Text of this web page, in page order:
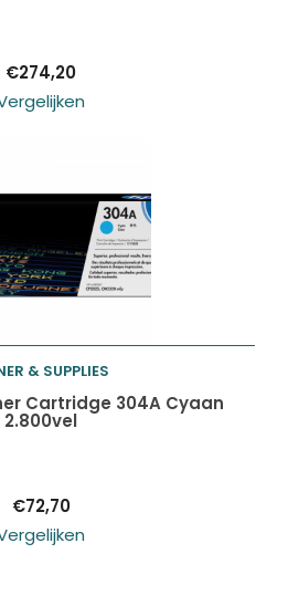
€274,20
aan
& SUPPLIES
Cartridge 304A Cyaan
2.800vel
€72,70